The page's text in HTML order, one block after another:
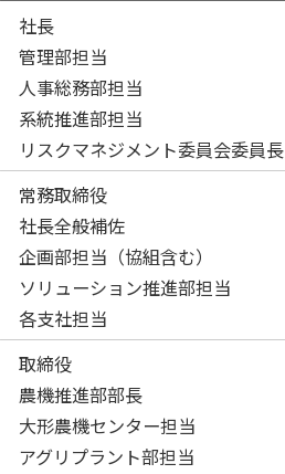
社長
管理部担当
人事総務部担当
系統推進部担当
リスクマネジメント委員会委員長
常務取締役
社長全般補佐
企画部担当（協組含む）
ソリューション推進部担当
各支社担当
取締役
農機推進部部長
大形農機センター担当
アグリプラント部担当